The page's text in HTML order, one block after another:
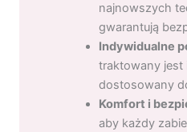
najnowszych
gwarantują
Indywidualne
traktowany jest
dostosowany
Komfort i
aby każdy